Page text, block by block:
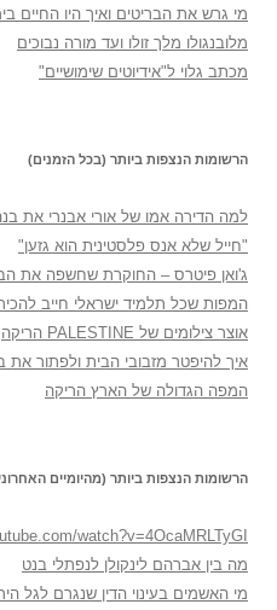
מי גרש את הבריטים ואיך היו החיים
מלובנגולו מלך זולו ועד מורה נבוכים
מכתב גלוי ל"אידיוטים שימושיים"
הרשומות הנצפות ביותר (בכל הזמנים)
למה הדירה אמו של אורי אבנרי את
"חייל שלא אנס פלסטינית הוא גזען"
ג'ואן פיטרס – החוקרת שחשפה את
המפות שכל תלמיד ישראלי חייב
אוצר צילומים של PALESTINE הריקה
איך להיפטר מזבובי הבית ולפתור את
המפה הגדולה של הארץ הריקה
הרשומות הנצפות ביותר (מהיומיים
watch?v=4OcaMRLTyGI
מה בין אברהם לינקולן לנפתלי בנט
מי האשמים בעינוי הדין שנגרם לגל